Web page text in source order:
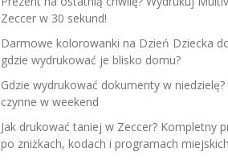
Zeccer w 30 sekund!
Darmowe kolorowanki na Dzień Dziecka
gdzie wydrukować je blisko domu?
Gdzie wydrukować dokumenty w niedzielę?
czynne w weekend
Jak drukować taniej w Zeccer? Kompletny
po zniżkach, kodach i programach miejskich